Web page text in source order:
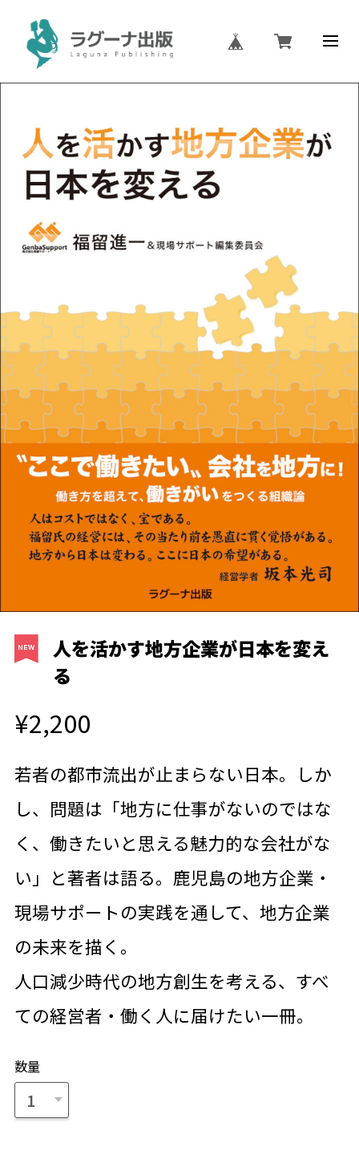
人を活かす地方企業が日本を変え
る
¥2,200
若者の都市流出が止まらない日本。しか
し、問題は「地方に仕事がないのではな
く、働きたいと思える魅力的な会社がな
い」と著者は語る。鹿児島の地方企業・
現場サポートの実践を通して、地方企業
の未来を描く。
人口減少時代の地方創生を考える、すべ
ての経営者・働く人に届けたい一冊。
数量